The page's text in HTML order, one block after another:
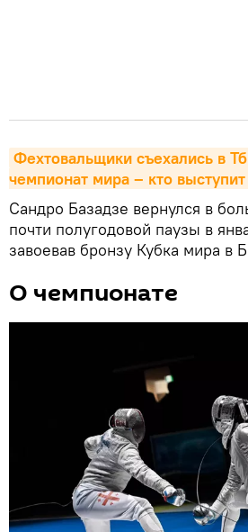
Фехтовальщики съехались в
чемпионат мира – кто
Сандро Базадзе вернулся в
почти полугодовой паузы в
завоевав бронзу Кубка мира в
О чемпионате